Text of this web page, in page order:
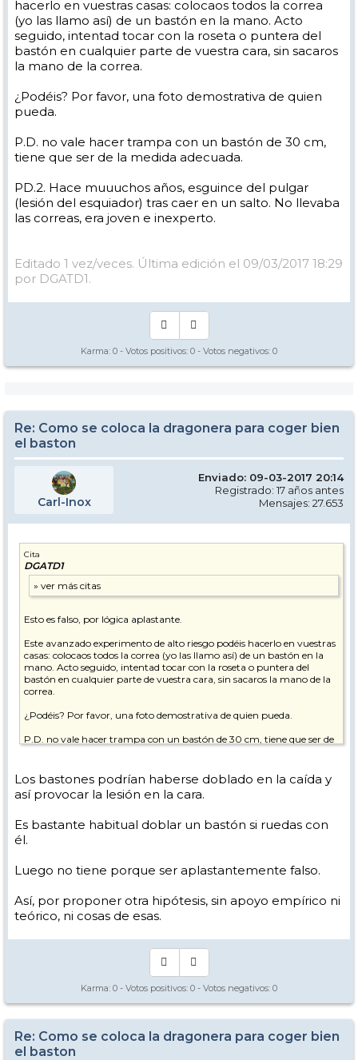
hacerlo en vuestras casas: colocaos todos la correa
(yo las llamo así) de un bastón en la mano. Acto
seguido, intentad tocar con la roseta o puntera del
bastón en cualquier parte de vuestra cara, sin sacaros
la mano de la correa.
¿Podéis? Por favor, una foto demostrativa de quien
pueda.
P.D. no vale hacer trampa con un bastón de 30 cm,
tiene que ser de la medida adecuada.
PD.2. Hace muuuchos años, esguince del pulgar
(lesión del esquiador) tras caer en un salto. No llevaba
las correas, era joven e inexperto.
Editado 1 vez/veces. Última edición el 09/03/2017 18:29
por DGATD1.
Karma: 0 - Votos positivos: 0 - Votos negativos: 0
Re: Como se coloca la dragonera para coger bien
el baston
Carl-Inox
Enviado: 09-03-2017 20:14
Registrado: 17 años antes
Mensajes: 27.653
Cita
DGATD1
Esto es falso, por lógica aplastante.
Este avanzado experimento de alto riesgo podéis hacerlo en vuestras
casas: colocaos todos la correa (yo las llamo así) de un bastón en la
mano. Acto seguido, intentad tocar con la roseta o puntera del
bastón en cualquier parte de vuestra cara, sin sacaros la mano de la
correa.
¿Podéis? Por favor, una foto demostrativa de quien pueda.
P.D. no vale hacer trampa con un bastón de 30 cm, tiene que ser de
PD.2. Hace muuuchos años, esguince del pulgar (lesión del
esquiador) tras caer en un salto. No llevaba las correas, era joven e
inexperto.
Los bastones podrían haberse doblado en la caída y
así provocar la lesión en la cara.
Es bastante habitual doblar un bastón si ruedas con
él.
Luego no tiene porque ser aplastantemente falso.
Así, por proponer otra hipótesis, sin apoyo empírico ni
teórico, ni cosas de esas.
Karma: 0 - Votos positivos: 0 - Votos negativos: 0
Re: Como se coloca la dragonera para coger bien
el baston